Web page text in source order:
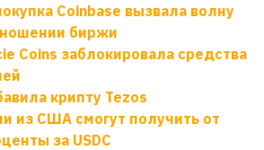
Coinbase вызвала волну
биржи
Coins заблокировала средства
крипту Tezos
из США смогут получить от
за USDC